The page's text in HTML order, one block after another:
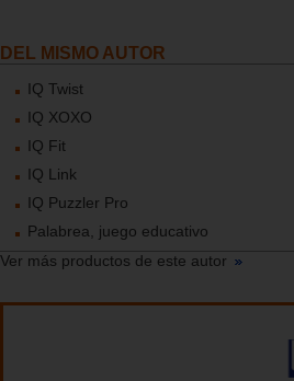
DEL MISMO AUTOR
IQ Twist
IQ XOXO
IQ Fit
IQ Link
IQ Puzzler Pro
Palabrea, juego educativo
Ver más productos de este autor